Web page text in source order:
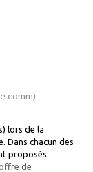
comm)
lors de la
Dans chacun des
proposés.
de